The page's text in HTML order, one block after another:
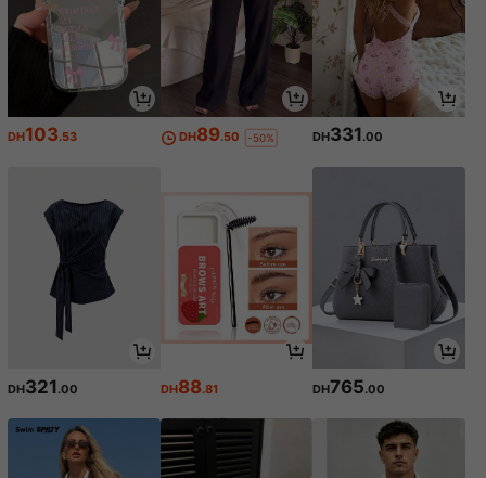
DH103.53 DH89.50 -50% DH331 .00
DH321.00 DH88.81 DH765.00